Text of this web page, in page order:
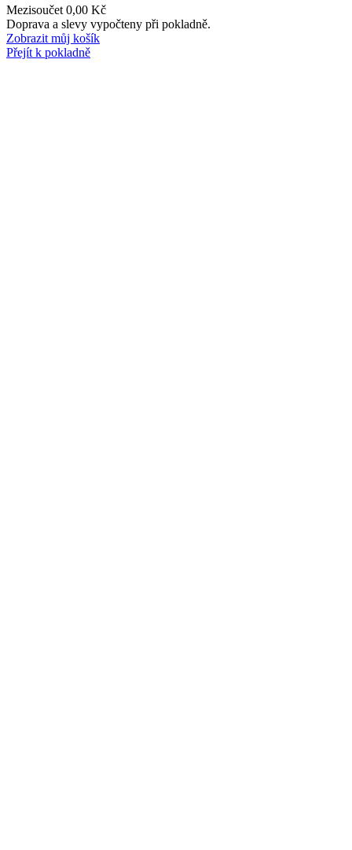
Produkty
v
Mezisoučet 0,00 Kč
Doprava a slevy vypočteny při pokladně.
Zobrazit můj košík
Přejít k pokladně